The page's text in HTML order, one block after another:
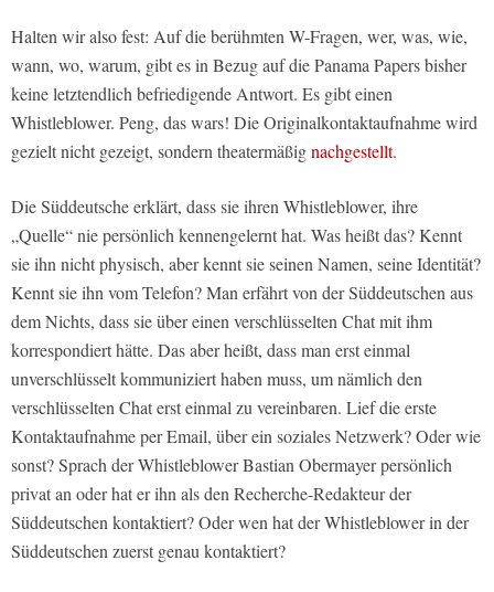
Halten wir also fest: Auf die berühmten W-Fragen, wer, was, wie,
wann, wo, warum, gibt es in Bezug auf die Panama Papers bisher
keine letztendlich befriedigende Antwort. Es gibt einen
Whistleblower. Peng, das wars! Die Originalkontaktaufnahme wird
gezielt nicht gezeigt, sondern theatermäßignachgestellt.
Die Süddeutsche erklärt, dass sie ihren Whistleblower, ihre
„Quelle“ nie persönlich kennengelernt hat. Was heißt das? Kennt
sie ihn nicht physisch, aber kennt sie seinen Namen, seine Identität?
Kennt sie ihn vom Telefon? Man erfährt von der Süddeutschen aus
dem Nichts, dass sie über einen verschlüsselten Chat mit ihm
korrespondiert hätte. Das aber heißt, dass man erst einmal
unverschlüsselt kommuniziert haben muss, um nämlich den
verschlüsselten Chat erst einmal zu vereinbaren. Lief die erste
Kontaktaufnahme per Email, über ein soziales Netzwerk? Oder wie
sonst? Sprach der Whistleblower Bastian Obermayer persönlich
privat an oder hat er ihn als den Recherche-Redakteur der
Süddeutschen kontaktiert? Oder wen hat der Whistleblower in der
Süddeutschen zuerst genau kontaktiert?